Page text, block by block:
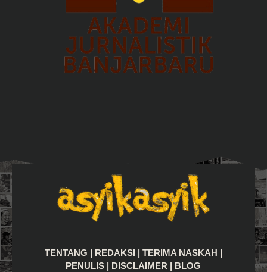
TENTANG REDAKSI TERIMA NASKAH
PENULIS
DISCLAIMER BLOG